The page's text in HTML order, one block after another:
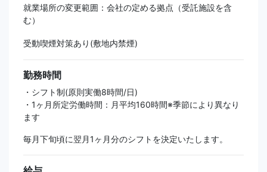
就業場所の変更範囲：会社の定める拠点（受託施設を含
む）
受動喫煙対策あり(敷地内禁煙)
勤務時間
・シフト制(原則実働8時間/日)
・1ヶ月所定労働時間：月平均160時間※季節により異なり
ます
毎月下旬頃に翌月1ヶ月分のシフトを決定いたします。